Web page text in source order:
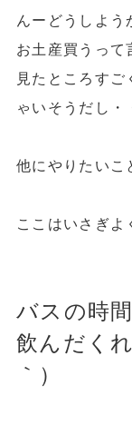
んーどうしよう
お土産買うって
見たところすご
ゃいそうだし・
他にやりたいこ
ここはいさぎよ
バスの時
飲んだく
｀）